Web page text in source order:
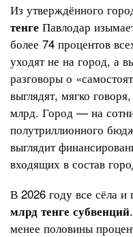
Из утверждённого
тенге Павлодар
более 74 процентов
уходят не на город, а
разговоры о
выглядят, мягко
млрд. Город — на
полутриллионного
выглядит
входящих в состав
В 2026 году все сёла и
млрд тенге субвенций
менее половины